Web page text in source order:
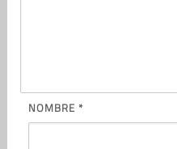
NOMBRE *